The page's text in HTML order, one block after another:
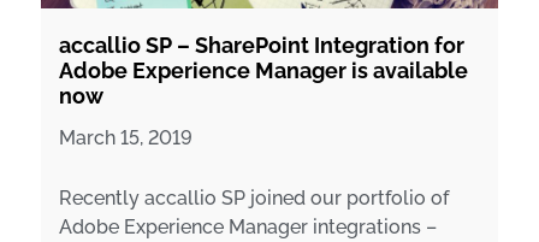
accallio SP – SharePoint Integration for
Adobe Experience Manager is available
now
March 15, 2019
Recently accallio SP joined our portfolio of
Adobe Experience Manager integrations –